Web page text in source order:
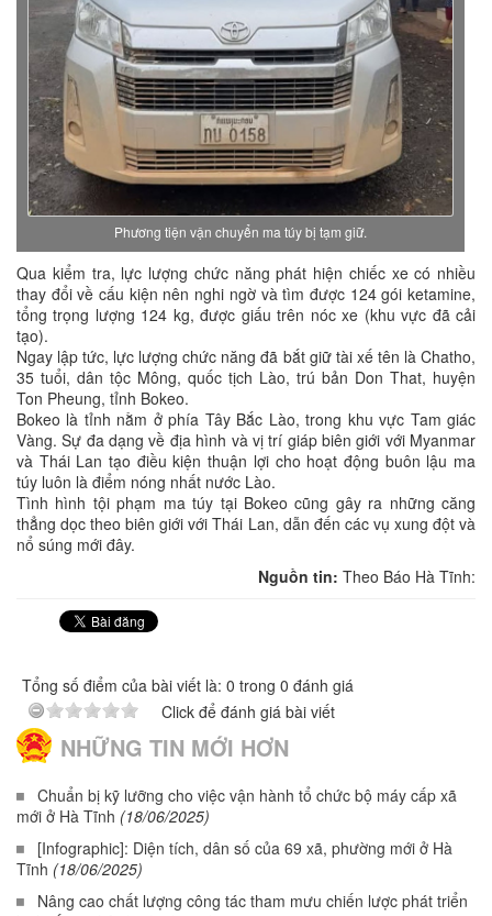
Phương tiện vận chuyển ma túy bị tạm giữ.
Qua kiểm tra, lực lượng chức năng phát hiện chiếc xe có nhiều
thay đổi về cấu kiện nên nghi ngờ và tìm được 124 gói ketamine,
tổng trọng lượng 124 kg, được giấu trên nóc xe (khu vực đã cải
tạo).
Ngay lập tức, lực lượng chức năng đã bắt giữ tài xế tên là Chatho,
35 tuổi, dân tộc Mông, quốc tịch Lào, trú bản Don That, huyện
Ton Pheung, tỉnh Bokeo.
Bokeo là tỉnh nằm ở phía Tây Bắc Lào, trong khu vực Tam giác
Vàng. Sự đa dạng về địa hình và vị trí giáp biên giới với Myanmar
và Thái Lan tạo điều kiện thuận lợi cho hoạt động buôn lậu ma
túy luôn là điểm nóng nhất nước Lào.
Tình hình tội phạm ma túy tại Bokeo cũng gây ra những căng
thẳng dọc theo biên giới với Thái Lan, dẫn đến các vụ xung đột và
nổ súng mới đây.
Nguồn tin: Theo Báo Hà Tĩnh:
Tổng số điểm của bài viết là: 0 trong 0 đánh giá
Click để đánh giá bài viết
NHỮNG TIN MỚI HƠN
Chuẩn bị kỹ lưỡng cho việc vận hành tổ chức bộ máy cấp xã
mới ở Hà Tĩnh (18/06/2025)
[Infographic]: Diện tích, dân số của 69 xã, phường mới ở Hà
Tĩnh (18/06/2025)
Nâng cao chất lượng công tác tham mưu chiến lược phát triển